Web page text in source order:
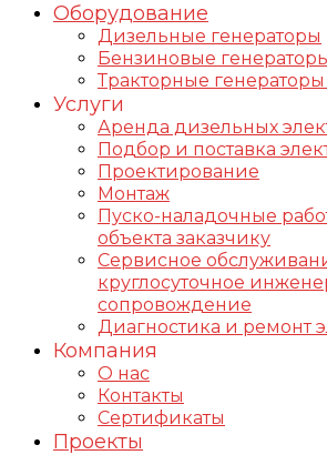
Оборудование
Дизельные генераторы
Бензиновые
Тракторные генераторы
Услуги
Аренда дизельных
Подбор и поставка
Проектирование
Монтаж
Пуско-наладочные
объекта заказчику
Сервисное
круглосуточное
сопровождение
Диагностика и ремонт
Компания
О нас
Контакты
Сертификаты
Проекты